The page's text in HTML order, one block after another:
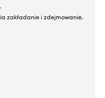
zakładanie i zdejmowanie.